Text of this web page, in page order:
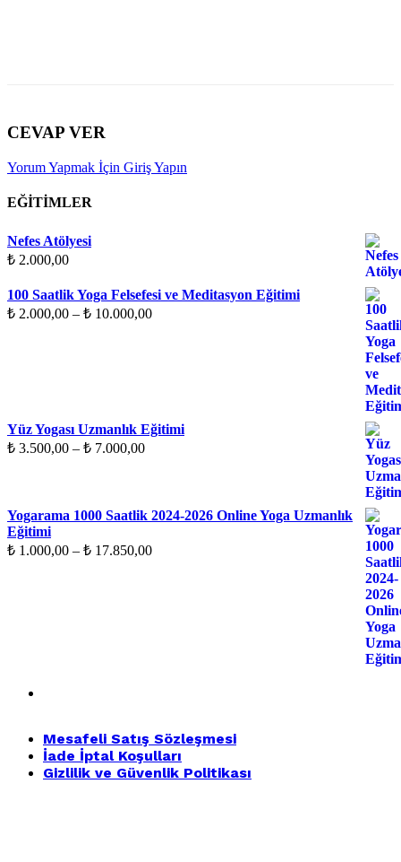
CEVAP VER
Yorum Yapmak İçin Giriş Yapın
EĞITIMLER
Nefes Atölyesi
₺ 2.000,00
100 Saatlik Yoga Felsefesi ve Meditasyon Eğitimi
₺ 2.000,00 – ₺ 10.000,00
Yüz Yogası Uzmanlık Eğitimi
₺ 3.500,00 – ₺ 7.000,00
₺ 7.000,00
Yogarama 1000 Saatlik 2024-2026 Online Yoga Uzmanlık
Eğitimi
₺ 1.000,00 – ₺ 17.850,00
Mesafeli Satış Sözleşmesi
İade İptal Koşulları
Gizlilik ve Güvenlik Politikası